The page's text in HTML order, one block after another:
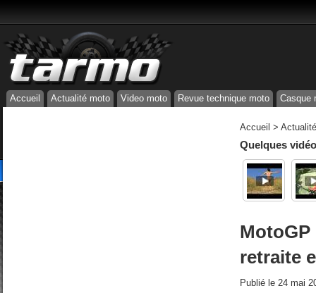
Accueil Actualité moto Video moto Revue technique moto Casque
Accueil >
Quelques
retraite
Publié le 24 mai